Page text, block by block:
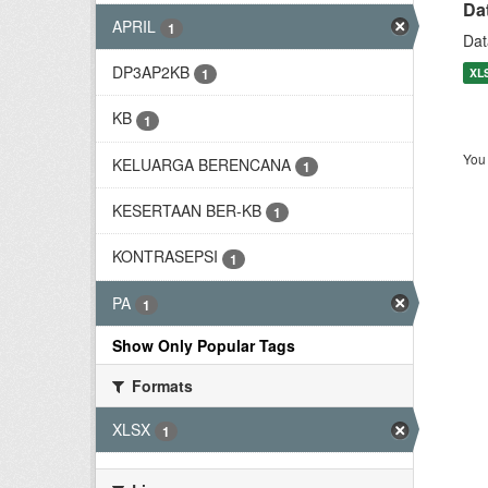
APRIL 1
DP3AP2KB 1
KB 1
KELUARGA BERENCANA 1
KESERTAAN BER-KB 1
KONTRASEPSI 1
PA 1
Show Only Popular Tags
Formats
XLSX
1